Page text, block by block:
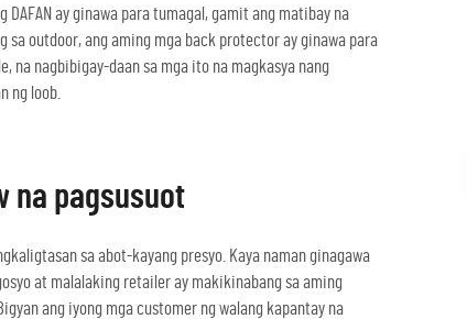
ay ginawa para tumagal, gamit ang matibay na
outdoor, ang aming mga back protector ay ginawa para
nagbibigay-daan sa mga ito na magkasya nang
ng loob.
na pagsusuot
sa abot-kayang presyo. Kaya naman ginagawa
at malalaking retailer ay makikinabang sa aming
ang iyong mga customer ng walang kapantay na